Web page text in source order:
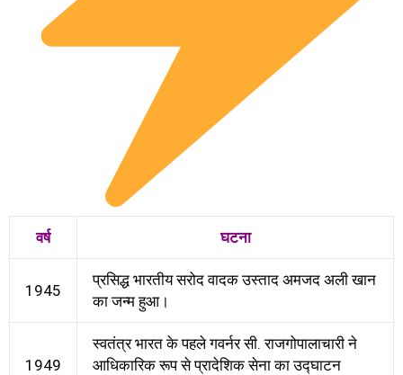
वर्ष घटना
1945
प्रसिद्ध भारतीय सरोद वादक उस्ताद अमजद अली खान
का जन्म हुआ।
1949
स्वतंत्र भारत के पहले गवर्नर सी. राजगोपालाचारी ने
आधिकारिक रूप से प्रादेशिक सेना का उद्घाटन